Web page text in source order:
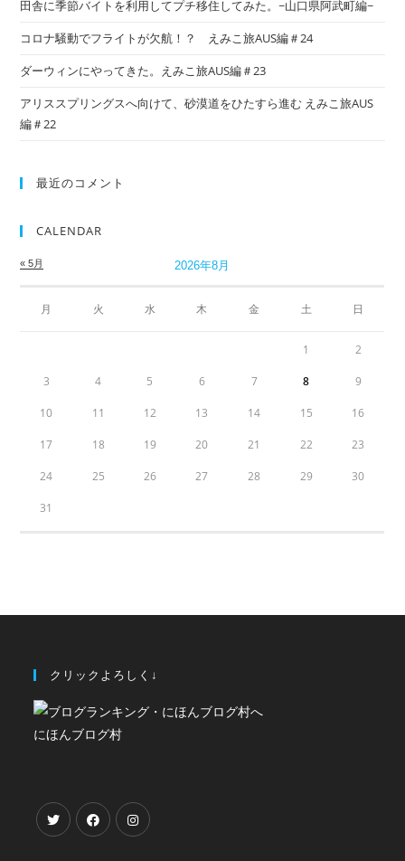
田舎に季節バイトを利用してプチ移住してみた。~山口県阿武町編~
コロナ騒動でフライトが欠航！？ えみこ旅AUS編＃24
ダーウィンにやってきた。えみこ旅AUS編＃23
アリススプリングスへ向けて、砂漠道をひたすら進む えみこ旅AUS
編＃22
最近のコメント
CALENDAR
2026年8月
月 火 水 木 金 土 日
« 5月
1 2
3 4 5 6 7 8 9
10 11 12 13 14 15 16
17 18 19 20 21 22 23
24 25 26 27 28 29 30
31
クリックよろしく↓
にほんブログ村